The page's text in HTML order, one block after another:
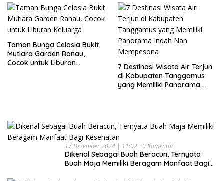
Taman Bunga Celosia Bukit
Mutiara Garden Ranau,
Cocok untuk Liburan
7 Destinasi Wisata Air Terjun
di Kabupaten Tanggamus
yang Memiliki Panorama
17 Desember 2024 | 11:02 0 Komentar
Dikenal Sebagai Buah Beracun, Ternyata
Buah Maja Memiliki Beragam Manfaat Bagi